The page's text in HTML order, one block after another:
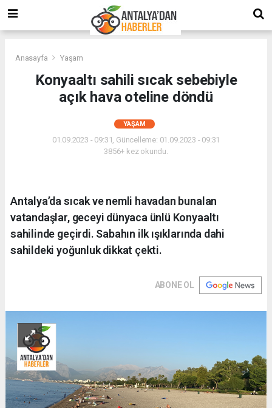
Anasayfa Yaşam
Konyaaltı sahili sıcak sebebiyle
açık hava oteline döndü
YAŞAM
01.09.2023 - 09:31, Güncelleme: 01.09.2023 - 09:31
3856+ kez okundu.
Antalya’da sıcak ve nemli havadan bunalan
vatandaşlar, geceyi dünyaca ünlü Konyaaltı
sahilinde geçirdi. Sabahın ilk ışıklarında dahi
sahildeki yoğunluk dikkat çekti.
ABONE OL